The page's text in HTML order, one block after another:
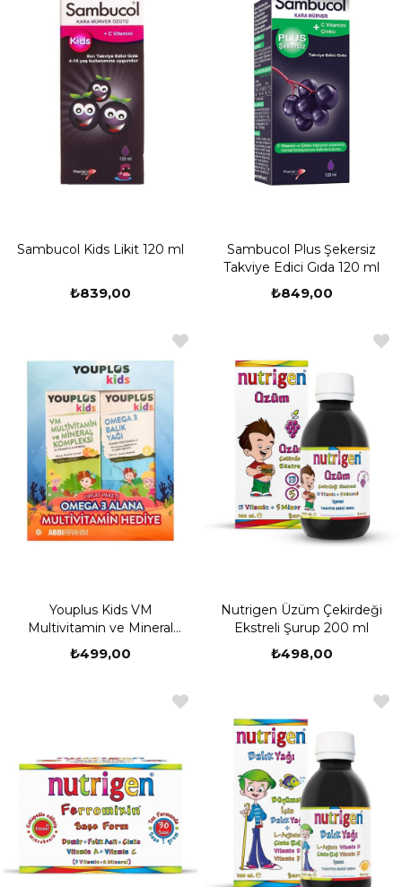
Sambucol Kids Likit 120 ml
₺839,00
Sambucol Plus Şekersiz
Takviye Edici Gıda 120 ml
₺849,00
Youplus Kids VM
Multivitamin ve Mineral
Kompleks + Omega 3 SET
₺499,00
Nutrigen Üzüm Çekirdeği
Ekstreli Şurup 200 ml
₺498,00